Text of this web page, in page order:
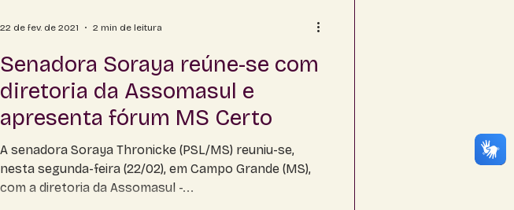
Senadora Soraya reúne-se com
diretoria da Assomasul e
apresenta fórum MS Certo
A senadora Soraya Thronicke (PSL/MS) reuniu-se,
nesta segunda-feira (22/02), em Campo Grande (MS),
com a diretoria da Assomasul -...
22 de fev. de 2021 2 min de leitura